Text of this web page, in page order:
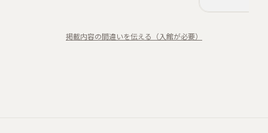
一瞬の切り取り
掲載内容の間違いを伝える（入館が必要）